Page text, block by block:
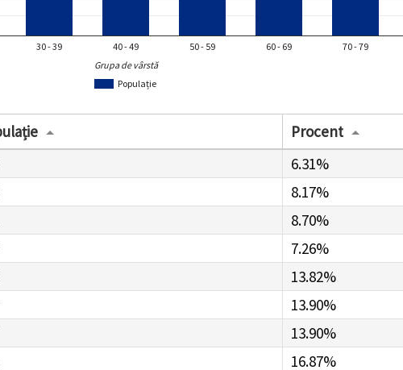
Populație
30 - 39 40 - 49 50 - 59 60 - 69 70 - 79
Grupa de vârstă
Procent
6.31%
8.17%
8.70%
7.26%
13.82%
13.90%
13.90%
16.87%